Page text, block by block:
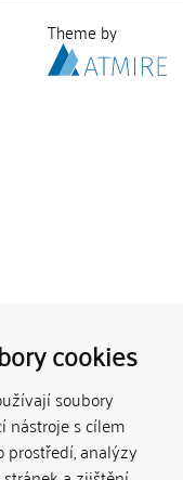
cookies
soubory
nástroje s cílem
analýzy
Theme by